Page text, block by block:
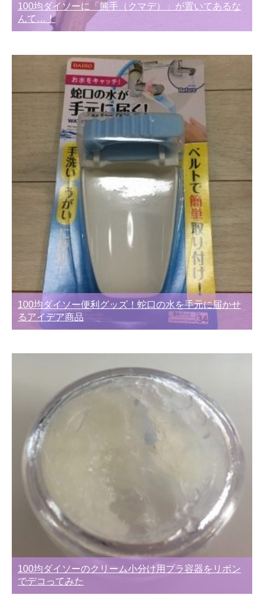
100均ダイソーに「熊手（クマデ）」が置いてあるな
んて…！
100均ダイソー便利グッズ！蛇口の水を手元に届かせ
るアイデア商品
100均ダイソーのクリーム小分け用プラ容器をリボン
でデコってみた